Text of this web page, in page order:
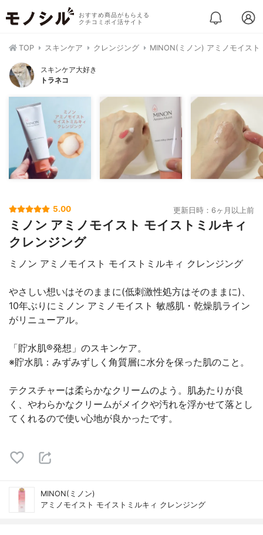
おすすめ商品がもらえる
クチコミポイ活サイト
TOP スキンケア クレンジング MINON(ミノン) アミノモイス
スキンケア大好き
トラネコ
5.00 更新日時：6ヶ月以上前
ミノン アミノモイスト モイストミルキィ
クレンジング
ミノン アミノモイスト モイストミルキィ クレンジング
やさしい想いはそのままに(低刺激性処方はそのままに)、
10年ぶりにミノン アミノモイスト 敏感肌・乾燥肌ライン
がリニューアル。
「貯水肌®発想」のスキンケア。
※貯水肌：みずみずしく角質層に水分を保った肌のこと。
テクスチャーは柔らかなクリームのよう。肌あたりが良
く、やわらかなクリームがメイクや汚れを浮かせて落とし
てくれるので使い心地が良かったです。
MINON(ミノン)
アミノモイスト モイストミルキィ クレンジング